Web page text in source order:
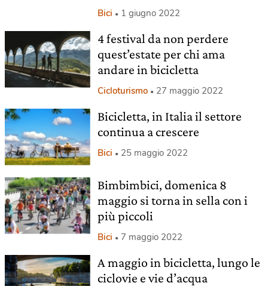
Bici 1 giugno 2022
4 festival da non perdere
quest’estate per chi ama
andare in bicicletta
Cicloturismo 27 maggio 2022
Bicicletta, in Italia il settore
continua a crescere
Bici 25 maggio 2022
Bimbimbici, domenica 8
maggio si torna in sella con i
più piccoli
Bici 7 maggio 2022
A maggio in bicicletta, lungo le
ciclovie e vie d’acqua